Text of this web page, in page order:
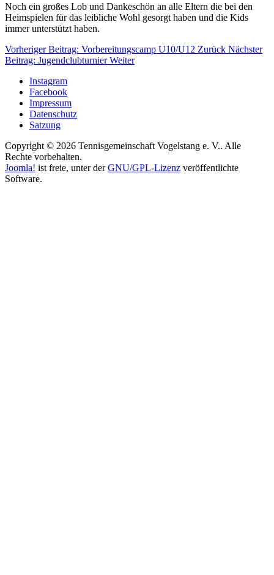
Noch ein großes Lob und Dankeschön an alle Eltern die bei den
Heimspielen für das leibliche Wohl gesorgt haben und die Kids
immer unterstützt haben.
Vorheriger Beitrag: Vorbereitungscamp U10/U12 Zurück Nächster
Beitrag: Jugend­clubturnierWeiter
Instagram
Facebook
Impressum
Datenschutz
Satzung
Copyright © 2026 Tennisgemeinschaft Vogelstang e. V.. Alle
Rechte vorbehalten.
Joomla! ist freie, unter derGNU/GPL-Lizenz veröffentlichte
Software.